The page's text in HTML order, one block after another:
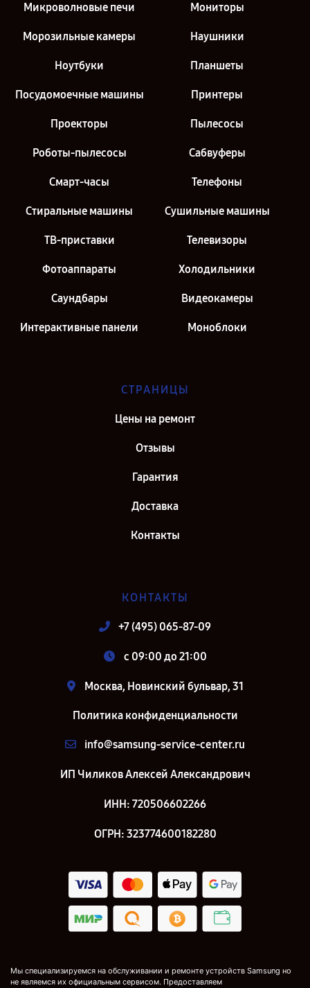
Микроволновые печи Мониторы
Морозильные камеры Наушники
Ноутбуки Планшеты
Посудомоечные машины Принтеры
Проекторы Пылесосы
Роботы-пылесосы Сабвуферы
Смарт-часы Телефоны
Стиральные машины Сушильные машины
ТВ-приставки Телевизоры
Фотоаппараты Холодильники
Саундбары Видеокамеры
Интерактивные панели Моноблоки
СТРАНИЦЫ
Цены на ремонт
Отзывы
Гарантия
Доставка
Контакты
КОНТАКТЫ
+7 (495) 065-87-09
c 09:00 до 21:00
Москва, Новинский бульвар, 31
Политика конфиденциальности
info@samsung-service-center.ru
ИП Чиликов Алексей Александрович
ИНН: 720506602266
ОГРН: 323774600182280
Мы специализируемся на обслуживании и ремонте устройств Samsung но
не являемся их официальным сервисом. Предоставляем